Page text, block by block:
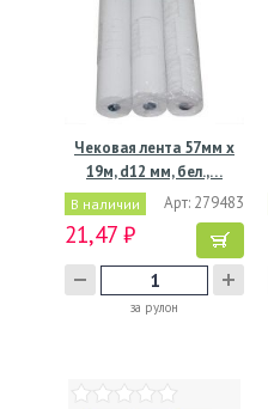
Чековая лента 57мм х
19м, d12 мм, бел.,…
В наличии Арт: 279483
21,47 ₽
за рулон